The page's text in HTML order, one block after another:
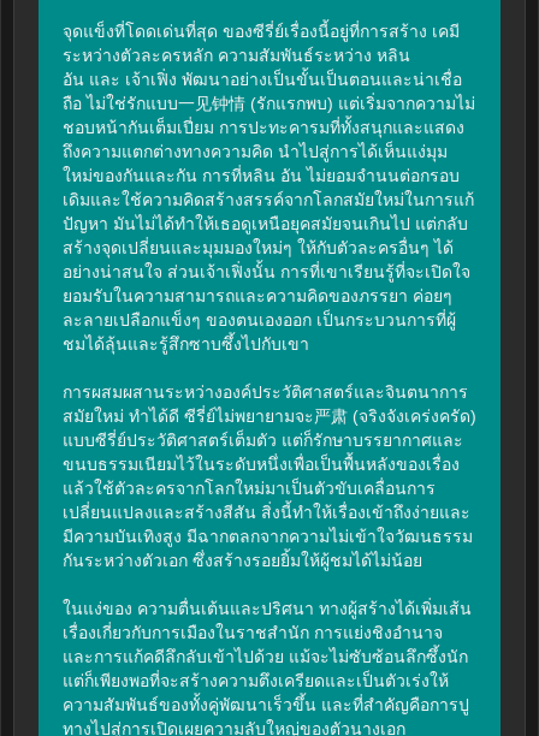
จุดแข็งที่โดดเด่นที่สุด ของซีรี่ย์เรื่องนี้อยู่ที่การสร้าง เคมี
ระหว่างตัวละครหลัก ความสัมพันธ์ระหว่าง หลิน
อัน และ เจ้าเฟิ่ง พัฒนาอย่างเป็นขั้นเป็นตอนและน่าเชื่อ
ถือ ไม่ใช่รักแบบ一见钟情 (รักแรกพบ) แต่เริ่มจากความไม่
ชอบหน้ากันเต็มเปี่ยม การปะทะคารมที่ทั้งสนุกและแสดง
ถึงความแตกต่างทางความคิด นำไปสู่การได้เห็นแง่มุม
ใหม่ของกันและกัน การที่หลิน อัน ไม่ยอมจำนนต่อกรอบ
เดิมและใช้ความคิดสร้างสรรค์จากโลกสมัยใหม่ในการแก้
ปัญหา มันไม่ได้ทำให้เธอดูเหนือยุคสมัยจนเกินไป แต่กลับ
สร้างจุดเปลี่ยนและมุมมองใหม่ๆ ให้กับตัวละครอื่นๆ ได้
อย่างน่าสนใจ ส่วนเจ้าเฟิ่งนั้น การที่เขาเรียนรู้ที่จะเปิดใจ
ยอมรับในความสามารถและความคิดของภรรยา ค่อยๆ
ละลายเปลือกแข็งๆ ของตนเองออก เป็นกระบวนการที่ผู้
ชมได้ลุ้นและรู้สึกซาบซึ้งไปกับเขา
การผสมผสานระหว่างองค์ประวัติศาสตร์และจินตนาการ
สมัยใหม่ ทำได้ดี ซีรี่ย์ไม่พยายามจะ严肃 (จริงจังเคร่งครัด)
แบบซีรี่ย์ประวัติศาสตร์เต็มตัว แต่ก็รักษาบรรยากาศและ
ขนบธรรมเนียมไว้ในระดับหนึ่งเพื่อเป็นพื้นหลังของเรื่อง
แล้วใช้ตัวละครจากโลกใหม่มาเป็นตัวขับเคลื่อนการ
เปลี่ยนแปลงและสร้างสีสัน สิ่งนี้ทำให้เรื่องเข้าถึงง่ายและ
มีความบันเทิงสูง มีฉากตลกจากความไม่เข้าใจวัฒนธรรม
กันระหว่างตัวเอก ซึ่งสร้างรอยยิ้มให้ผู้ชมได้ไม่น้อย
ในแง่ของ ความตื่นเต้นและปริศนา ทางผู้สร้างได้เพิ่มเส้น
เรื่องเกี่ยวกับการเมืองในราชสำนัก การแย่งชิงอำนาจ
และการแก้คดีลึกลับเข้าไปด้วย แม้จะไม่ซับซ้อนลึกซึ้งนัก
แต่ก็เพียงพอที่จะสร้างความตึงเครียดและเป็นตัวเร่งให้
ความสัมพันธ์ของทั้งคู่พัฒนาเร็วขึ้น และที่สำคัญคือการปู
ทางไปสู่การเปิดเผยความลับใหญ่ของตัวนางเอก